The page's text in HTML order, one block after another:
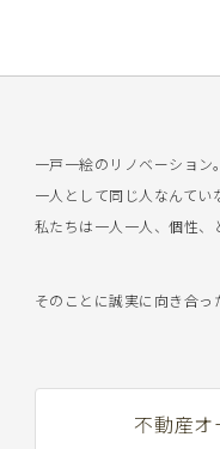
一戸一絵のリノベーション
一人として同じ人なんてい
私たちは一人一人、個性、
そのことに誠実に向き合
不動産